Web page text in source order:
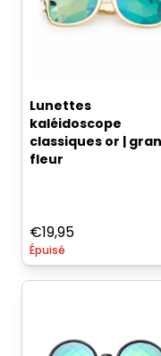
Lunettes
kaléidoscope
classiques or |
fleur
€19,95
Épuisé